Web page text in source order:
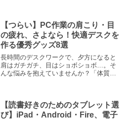
【つらい】PC作業の肩こり・目
の疲れ、さよなら！快適デスクを
作る優秀グッズ8選
長時間のデスクワークで、夕方になると
肩はガチガチ、目はショボショボ…。そ
んな悩みを抱えていませんか？「体質だ
勢の乱れや目への過度な...
【読書好きのためのタブレット選
び】iPad・Android・Fire、電子